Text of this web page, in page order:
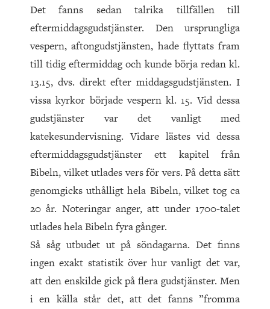
Det fanns sedan talrika tillfällen till
eftermiddagsgudstjäns­ter. Den ursprungliga
vespern, aftongudstjänsten, hade flyttats fram
till tidig eftermiddag och kunde börja redan kl.
13.15, dvs. direkt efter middagsgudstjänsten. I
vissa kyrkor började vespern kl. 15. Vid dessa
gudstjänster var det vanligt med
katekesundervisning. Vidare lästes vid dessa
eftermiddagsgudstjänster ett kapitel från
Bibeln, vilket utlades vers för vers. På detta sätt
genomgicks uthålligt hela Bibeln, vilket tog ca
20 år. Noteringar anger, att under 1700-talet
utlades hela Bibeln fyra gånger.
Så såg utbudet ut på söndagarna. Det finns
ingen exakt statistik över hur vanligt det var,
att den enskilde gick på flera gudstjänster. Men
i en källa står det, att det fanns ”fromma